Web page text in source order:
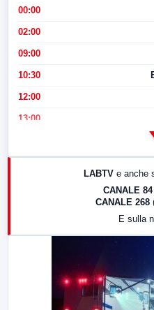
00:00
02:00
09:00
10:30
12:00
13:00
17:00
LABTV e anche
CANALE 84
CANALE 268
E sulla